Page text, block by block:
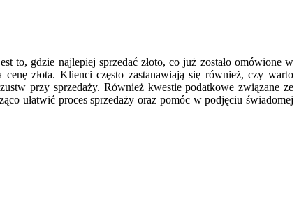
to, gdzie najlepiej sprzedać złoto, co już zostało omówione w
złota. Klienci często zastanawiają się również, czy warto
przy sprzedaży. Również kwestie podatkowe związane ze
ułatwić proces sprzedaży oraz pomóc w podjęciu świadomej